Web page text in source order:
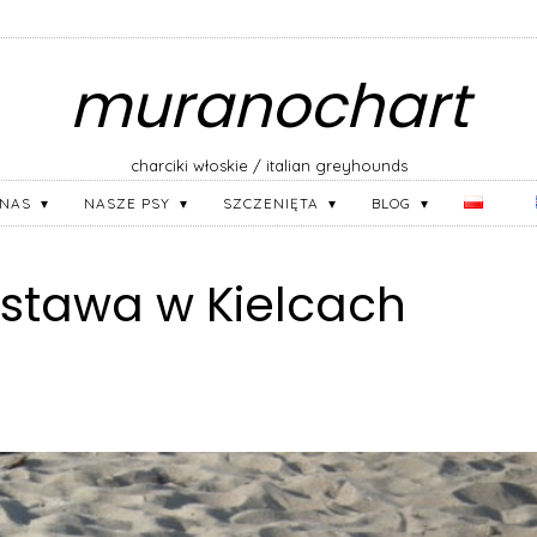
muranochart
charciki włoskie / italian greyhounds
NASZE PSY SZCZENIĘTA BLOG
w Kielcach